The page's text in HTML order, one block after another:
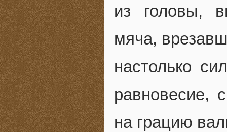
из головы,
мяча,
настолько
равновесие,
на грацию